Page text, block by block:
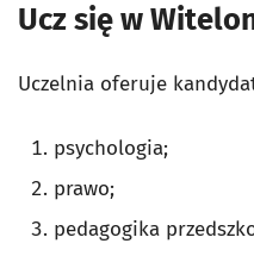
Ucz się w
Uczelnia oferuje
psychologia;
prawo;
pedagogika